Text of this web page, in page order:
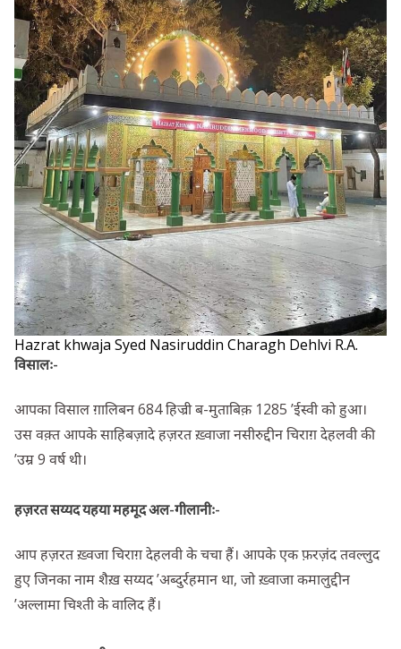
Hazrat khwaja Syed Nasiruddin Charagh Dehlvi R.A.
विसालः-
आपका विसाल ग़ालिबन 684 हिज्री ब-मुताबिक़ 1285 ’ईस्वी को हुआ।
उस वक़्त आपके साहिबज़ादे हज़रत ख़्वाजा नसीरुद्दीन चिराग़ देहलवी की
’उम्र 9 वर्ष थी।
हज़रत सय्यद यहया महमूद अल-गीलानीः-
आप हज़रत ख़्वजा चिराग़ देहलवी के चचा हैं। आपके एक फ़रज़ंद तवल्लुद
हुए जिनका नाम शैख़ सय्यद ’अब्दुर्रहमान था, जो ख़्वाजा कमालुद्दीन
’अल्लामा चिश्ती के वालिद हैं।